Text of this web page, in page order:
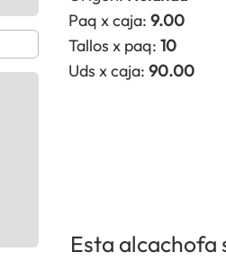
Paq x caja: 9.00
Tallos x paq: 10
Uds x caja: 90.00
Esta alcachofa